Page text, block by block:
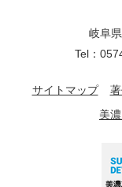
岐阜
Tel：
サイトマップ
美